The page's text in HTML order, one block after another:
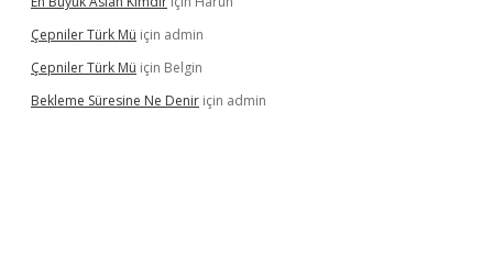
Çepniler Türk Mü için admin
Çepniler Türk Mü için Belgin
Bekleme Süresine Ne Denir için admin